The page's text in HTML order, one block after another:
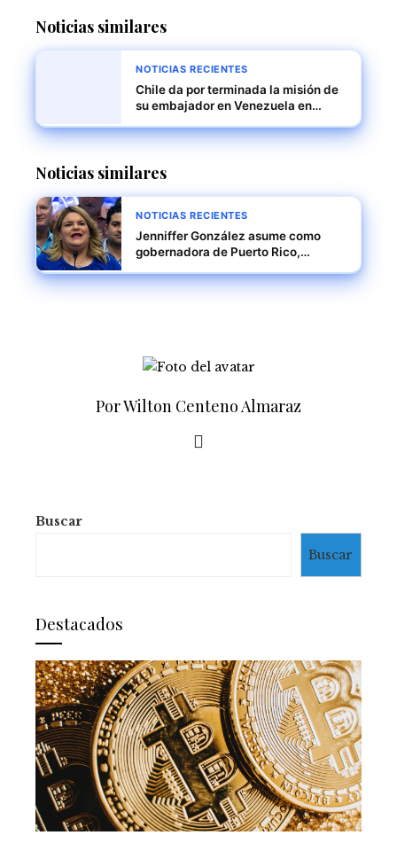
Noticias similares
NOTICIAS RECIENTES
Chile da por terminada la misión de
su embajador en Venezuela en
Noticias similares
NOTICIAS RECIENTES
Jenniffer González asume como
gobernadora de Puerto Rico,
historia política de la isla
Por Wilton Centeno Almaraz
Buscar
Buscar
Destacados